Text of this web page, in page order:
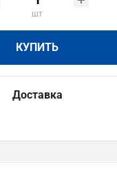
шт
КУПИТЬ
Доставка